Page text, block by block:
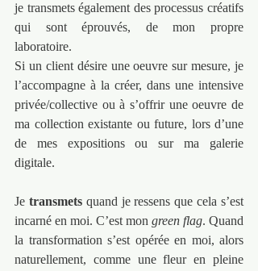
je transmets également des processus créatifs
qui sont éprouvés, de mon propre
laboratoire.
Si un client désire une oeuvre sur mesure, je
l’accompagne à la créer, dans une intensive
privée/collective ou à s’offrir une oeuvre de
ma collection existante ou future, lors d’une
de mes expositions ou sur ma galerie
digitale.
Je transmets quand je ressens que cela s’est
incarné en moi. C’est mon green flag. Quand
la transformation s’est opérée en moi, alors
naturellement, comme une fleur en pleine